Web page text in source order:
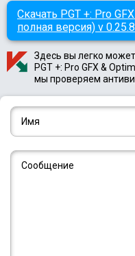
Скачать PGT +: Pro
полная версия) v 0.25.8
Здесь вы легко
PGT +: Pro GFX &
мы проверяем